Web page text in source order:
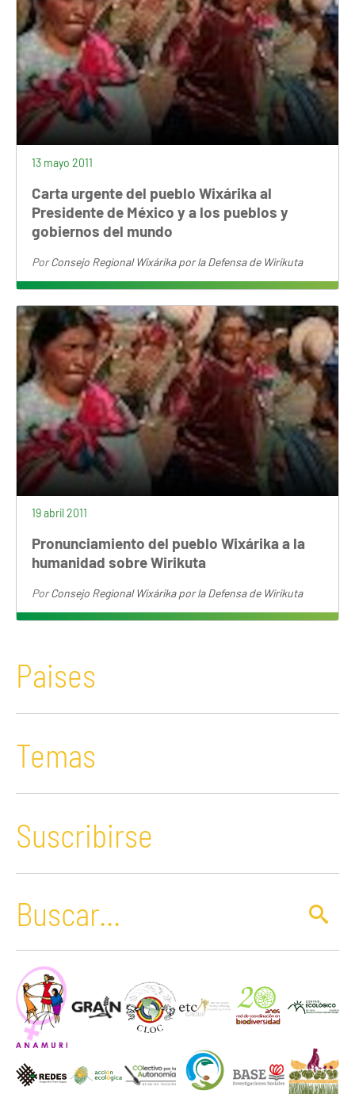
13 mayo 2011
Carta urgente del pueblo Wixárika al
Presidente de México y a los pueblos y
gobiernos del mundo
PorConsejo Regional Wixárika por la Defensa de Wirikuta
19 abril 2011
Pronunciamiento del pueblo Wixárika a la
humanidad sobre Wirikuta
PorConsejo Regional Wixárika por la Defensa de Wirikuta
Paises
Temas
Suscribirse